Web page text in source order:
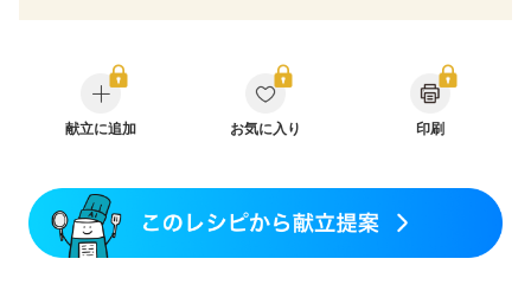
クローン病（寛解期）
過敏性腸症候群（IBS）
糖尿病性腎症（第１期）
糖尿病性腎症（第２期）
糖尿病性腎症（第３期）
CKD（ステージ１）
乳がん（放射線治療中）
乳がん治療を終えた方・経過観察中の方など
大腸がん治療を終えた方・経過観察中の方
献立に追加 お気に入り 印刷